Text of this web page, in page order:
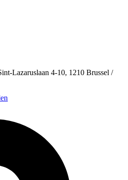
Lazaruslaan 4-10, 1210 Brussel /